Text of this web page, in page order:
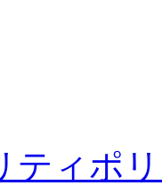
ティポ